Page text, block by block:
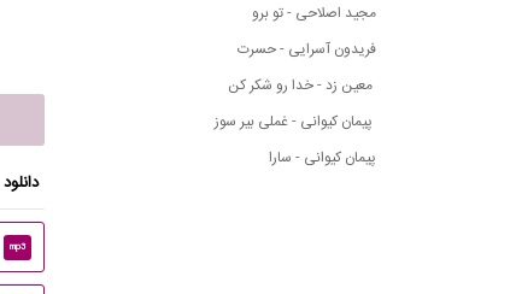
مجید اصلاحی - تو برو
فریدون آسرایی - حسرت
معین زد - خدا رو شکر کن
پیمان کیوانی - غملی بیر سوز
پیمان کیوانی - سارا
دانلود
mp3